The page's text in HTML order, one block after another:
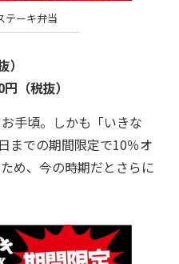
テーキ弁当
（税抜）
手頃。しかも「いきな
までの期間限定で10％オ
め、今の時期だとさらに